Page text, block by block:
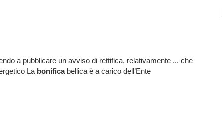
a pubblicare un avviso di rettifica, relativamente ... che
La bonificabellica è a carico dell’Ente